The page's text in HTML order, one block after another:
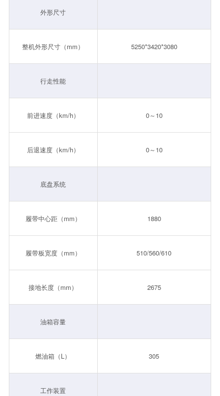
外形尺寸
整机外形尺寸（mm） 5250*3420*3080
行走性能
前进速度（km/h） 0～10
后退速度（km/h） 0～10
底盘系统
履带中心距（mm） 1880
履带板宽度（mm） 510/560/610
接地长度（mm） 2675
油箱容量
燃油箱（L） 305
工作装置